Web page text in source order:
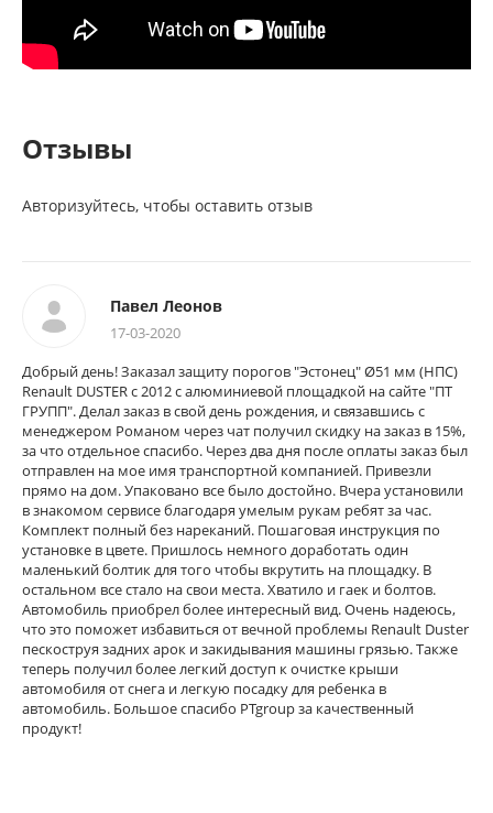
Отзывы
Авторизуйтесь, чтобы оставить отзыв
Павел Леонов
17-03-2020
Добрый день! Заказал защиту порогов "Эстонец" Ø51 мм (НПС)
Renault DUSTER с 2012 с алюминиевой площадкой на сайте "ПТ
ГРУПП". Делал заказ в свой день рождения, и связавшись с
менеджером Романом через чат получил скидку на заказ в 15%,
за что отдельное спасибо. Через два дня после оплаты заказ был
отправлен на мое имя транспортной компанией. Привезли
прямо на дом. Упаковано все было достойно. Вчера установили
в знакомом сервисе благодаря умелым рукам ребят за час.
Комплект полный без нареканий. Пошаговая инструкция по
установке в цвете. Пришлось немного доработать один
маленький болтик для того чтобы вкрутить на площадку. В
остальном все стало на свои места. Хватило и гаек и болтов.
Автомобиль приобрел более интересный вид. Очень надеюсь,
что это поможет избавиться от вечной проблемы Renault Duster
пескоструя задних арок и закидывания машины грязью. Также
теперь получил более легкий доступ к очистке крыши
автомобиля от снега и легкую посадку для ребенка в
автомобиль. Большое спасибо PTgroup за качественный
продукт!